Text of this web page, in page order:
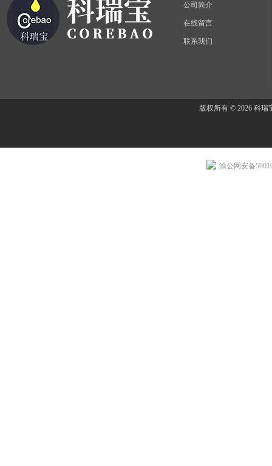
公司简介
在线留言
联系我们
版权所有 © 2026 科
渝公网安备